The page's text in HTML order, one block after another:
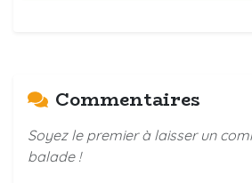
Commentaires
Soyez le premier à laisser un
balade !